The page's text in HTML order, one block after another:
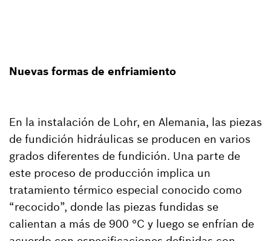
Nuevas formas de enfriamiento
En la instalación de Lohr, en Alemania, las piezas
de fundición hidráulicas se producen en varios
grados diferentes de fundición. Una parte de
este proceso de producción implica un
tratamiento térmico especial conocido como
“recocido”, donde las piezas fundidas se
calientan a más de 900 °C y luego se enfrían de